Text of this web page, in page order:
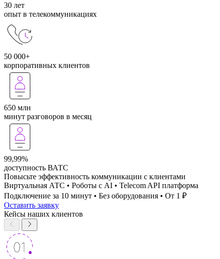
30 лет
опыт в телекоммуникациях
50 000+
корпоративных клиентов
650 млн
минут разговоров в месяц
99,99%
доступность ВАТС
Повысьте эффективность коммуникации с клиентами
Виртуальная АТС • Роботы с AI • Telecom API платформа
Подключение за 10 минут • Без оборудования • От 1 ₽
Оставить заявку
Кейсы наших клиентов